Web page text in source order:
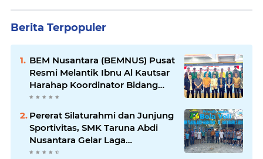
Berita Terpopuler
BEM Nusantara (BEMNUS) Pusat
Resmi Melantik Ibnu Al Kautsar
Harahap Koordinator Bidang
(Korbid) BEMNUS Periode
2024/2025
Pererat Silaturahmi dan Junjung
Sportivitas, SMK Taruna Abdi
Nusantara Gelar Laga
Persahabatan Bola Voli Putra